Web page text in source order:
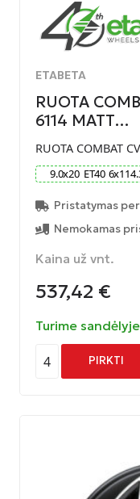
ETABETA
RUOTA
6114 MATT…
RUOTA COMBAT
9.0x20 ET40 6x
Pristatymas
Nemokamas
Kaina už vnt.
537,42 €
Turime sandėlyje
4 PIRKTI